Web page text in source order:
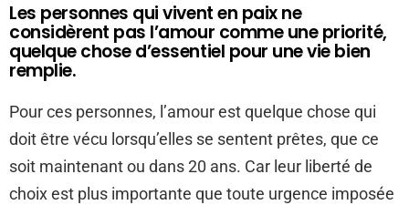
Les personnes qui vivent en paix ne
considèrent pas l’amour comme une priorité,
quelque chose d’essentiel pour une vie bien
remplie.
Pour ces personnes, l’amour est quelque chose qui
doit être vécu lorsqu’elles se sentent prêtes, que ce
soit maintenant ou dans 20 ans. Car leur liberté de
choix est plus importante que toute urgence imposée